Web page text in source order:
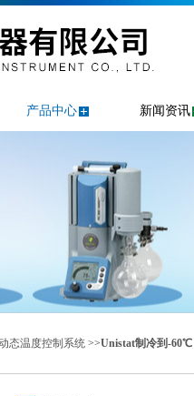
产品中心 新闻资讯
态温度控制系统 >>Unistat制冷到-60℃